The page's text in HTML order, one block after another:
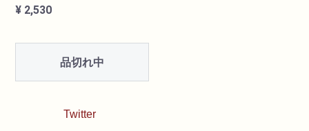
Twitter
¥ 2,530
品切れ中
インク
鉛筆・木炭